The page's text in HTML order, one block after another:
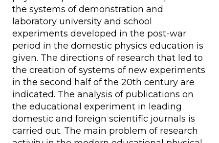
the systems of demonstration and
laboratory university and school
experiments developed in the post-war
period in the domestic physics education is
given. The directions of research that led to
the creation of systems of new experiments
in the second half of the 20th century are
indicated. The analysis of publications on
the educational experiment in leading
domestic and foreign scientific journals is
carried out. The main problem of research